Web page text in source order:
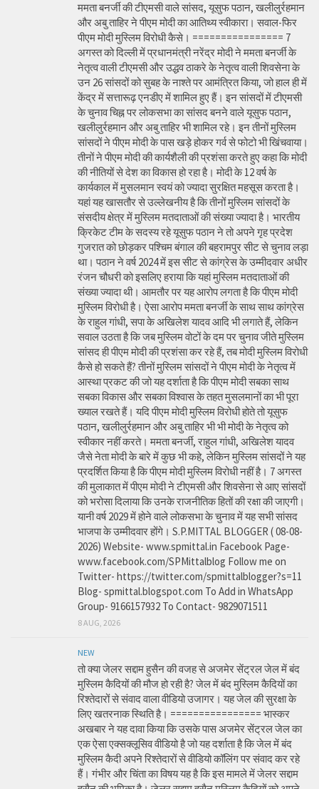
ममता बनर्जी की टीएमसी वाले सांसद, यूसुफ पठान, खलीलुर्रहमान
और अबु ताहिर ने पीएम मोदी का आतिथ्य स्वीकारा। सवाल-फिर
पीएम मोदी मुस्लिम विरोधी कैसे। ================ 7
अगस्त को दिल्ली में प्रधानमंत्री नरेंद्र मोदी ने ममता बनर्जी के
नेतृत्व वाली टीएमसी और उद्धव ठाकरे के नेतृत्व वाली शिवसेना के
उन 26 सांसदों को सुबह के नाश्ते पर आमंत्रित किया, जो हाल ही में
केंद्र में सत्तारूढ़ एनडीए में शामिल हुए हैं। इन सांसदों में टीएमसी
के चुनाव चिह्न पर लोकसभा का सांसद बनने वाले यूसुफ पठान,
खलीलुर्रहमान और अबु ताहिर भी शामिल रहे। इन तीनों मुस्लिम
सांसदों ने पीएम मोदी के पास खड़े होकर गर्व से फोटो भी खिंचवाया।
तीनों ने पीएम मोदी की कार्यशैली की प्रशंसा करते हुए कहा कि मोदी
की नीतियों से देश का विकास हो रहा है। मोदी के 12 वर्ष के
कार्यकाल में मुसलमान स्वयं को ज्यादा सुरक्षित महसूस करता है।
यहां यह खासतौर से उल्लेखनीय है कि तीनों मुस्लिम सांसदों के
संसदीय क्षेत्र में मुस्लिम मतदाताओं की संख्या ज्यादा है। भारतीय
क्रिकेट टीम के सदस्य रहे यूसुफ पठान ने तो अपने गृह प्रदेश
गुजरात को छोड़कर पश्चिम बंगाल की बहरामपुर सीट से चुनाव लड़ा
था। पठान ने वर्ष 2024 में इस सीट से कांग्रेस के उम्मीदवार अधीर
रंजन चौधरी को इसलिए हराया कि यहां मुस्लिम मतदाताओं की
संख्या ज्यादा थी। आमतौर पर यह आरोप लगता है कि पीएम मोदी
मुस्लिम विरोधी है। ऐसा आरोप ममता बनर्जी के साथ साथ कांग्रेस
के राहुल गांधी, सपा के अखिलेश यादव आदि भी लगाते हैं, लेकिन
सवाल उठता है कि जब मुस्लिम वोटों के दम पर चुनाव जीते मुस्लिम
सांसद ही पीएम मोदी की प्रशंसा कर रहे हैं, तब मोदी मुस्लिम विरोधी
कैसे हो सकते हैं? तीनों मुस्लिम सांसदों ने पीएम मोदी के नेतृत्व में
आस्था प्रकट की जो यह दर्शाता है कि पीएम मोदी सबका साथ
सबका विकास और सबका विश्वास के तहत मुसलमानों का भी पूरा
ख्याल रखते हैं। यदि पीएम मोदी मुस्लिम विरोधी होते तो यूसुफ
पठान, खलीलुर्रहमान और अबु ताहिर भी भी मोदी के नेतृत्व को
स्वीकार नहीं करते। ममता बनर्जी, राहुल गांधी, अखिलेश यादव
जैसे नेता मोदी के बारे में कुछ भी कहे, लेकिन मुस्लिम सांसदों ने यह
प्रदर्शित किया है कि पीएम मोदी मुस्लिम विरोधी नहीं है। 7 अगस्त
की मुलाकात में पीएम मोदी ने टीएमसी और शिवसेना से आए सांसदों
को भरोसा दिलाया कि उनके राजनीतिक हितों की रक्षा की जाएगी।
यानी वर्ष 2029 में होने वाले लोकसभा के चुनाव में यह सभी सांसद
भाजपा के उम्मीदवार होंगे। S.P.MITTAL BLOGGER ( 08-08-
2026) Website- www.spmittal.in Facebook Page-
www.facebook.com/SPMittalblog Follow me on
Twitter- https://twitter.com/spmittalblogger?s=11
Blog- spmittal.blogspot.com To Add in WhatsApp
Group- 9166157932 To Contact- 9829071511
8 AUG, 2026
NEW
तो क्या जेलर सद्दाम हुसैन की वजह से अजमेर सेंट्रल जेल में बंद
मुस्लिम कैदियों की मौज हो रही है? जेल में बंद मुस्लिम कैदियों का
रिश्तेदारों से संवाद वाला वीडियो उजागर। यह जेल की सुरक्षा के
लिए खतरनाक स्थिति है। ================ भास्कर
अखबार ने यह दावा किया कि उसके पास अजमेर सेंट्रल जेल का
एक ऐसा एक्सक्लूसिव वीडियो है जो यह दर्शाता है कि जेल में बंद
मुस्लिम कैदी अपने रिश्तेदारों से वीडियो कॉलिंग पर संवाद कर रहे
हैं। गंभीर और चिंता का विषय यह है कि इस मामले में जेलर सद्दाम